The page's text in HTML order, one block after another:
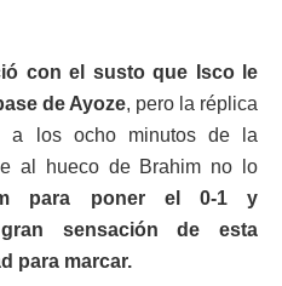
con el susto que Isco le
de Ayoze, pero la réplica
a los ocho minutos de la
al hueco de Brahim no lo
para poner el 0-1 y
sensación de esta
para marcar.